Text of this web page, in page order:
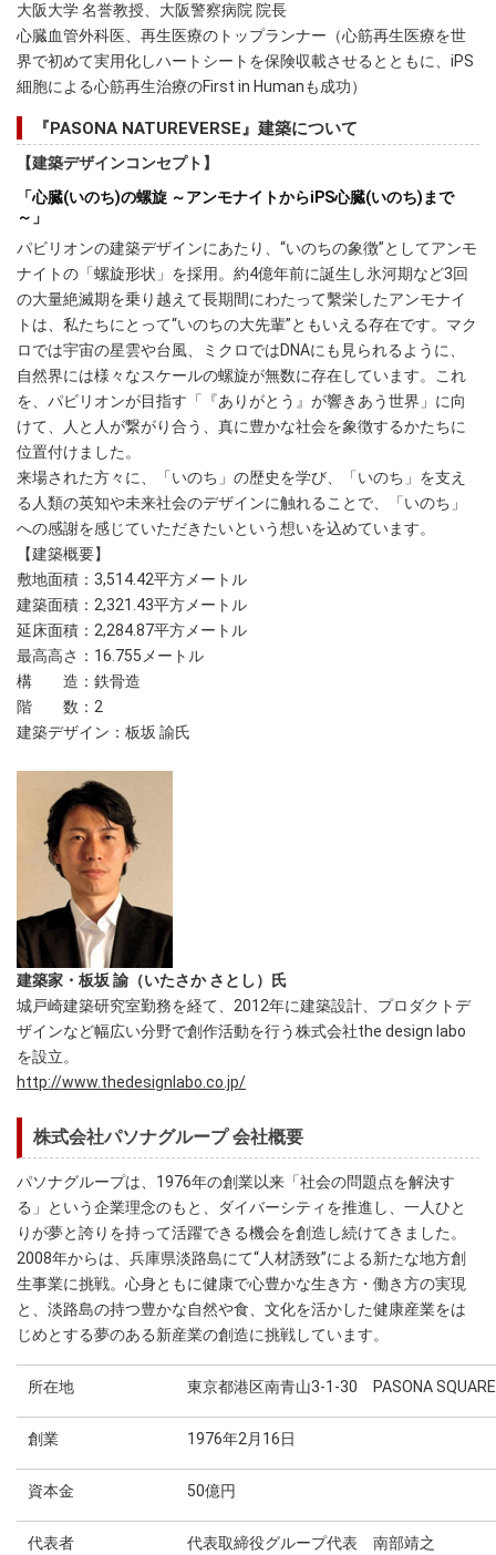
大阪大学 名誉教授、大阪警察病院 院長
心臓血管外科医、再生医療のトップランナー（心筋再生医療を世
界で初めて実用化しハートシートを保険収載させるとともに、iPS
細胞による心筋再生治療のFirst in Humanも成功）
『PASONA NATUREVERSE』建築について
【建築デザインコンセプト】
「心臓(いのち)の螺旋 ～アンモナイトからiPS心臓(いのち)まで
～」
パビリオンの建築デザインにあたり、“いのちの象徴”としてアンモ
ナイトの「螺旋形状」を採用。約4億年前に誕生し氷河期など3回
の大量絶滅期を乗り越えて長期間にわたって繫栄したアンモナイ
トは、私たちにとって“いのちの大先輩”ともいえる存在です。マク
ロでは宇宙の星雲や台風、ミクロではDNAにも見られるように、
自然界には様々なスケールの螺旋が無数に存在しています。これ
を、パビリオンが目指す「『ありがとう』が響きあう世界」に向
けて、人と人が繋がり合う、真に豊かな社会を象徴するかたちに
位置付けました。
来場された方々に、「いのち」の歴史を学び、「いのち」を支え
る人類の英知や未来社会のデザインに触れることで、「いのち」
への感謝を感じていただきたいという想いを込めています。
【建築概要】
敷地面積：3,514.42平方メートル
建築面積：2,321.43平方メートル
延床面積：2,284.87平方メートル
最高高さ：16.755メートル
構 造：鉄骨造
階 数：2
建築デザイン：板坂 諭氏
建築家・板坂 諭（いたさか さとし）氏
城戸崎建築研究室勤務を経て、2012年に建築設計、プロダクトデ
ザインなど幅広い分野で創作活動を行う株式会社the design labo
を設立。
http://www.thedesignlabo.co.jp/
株式会社パソナグループ 会社概要
パソナグループは、1976年の創業以来「社会の問題点を解決す
る」という企業理念のもと、ダイバーシティを推進し、一人ひと
りが夢と誇りを持って活躍できる機会を創造し続けてきました。
2008年からは、兵庫県淡路島にて“人材誘致”による新たな地方創
生事業に挑戦。心身ともに健康で心豊かな生き方・働き方の実現
と、淡路島の持つ豊かな自然や食、文化を活かした健康産業をは
じめとする夢のある新産業の創造に挑戦しています。
所在地 東京都港区南青山3-1-30 PASONA SQUARE
創業 1976年2月16日
資本金 50億円
代表者 代表取締役グループ代表 南部靖之